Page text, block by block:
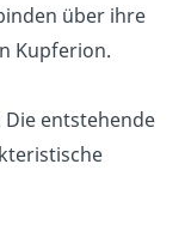
über ihre
Kupferion.
Die entstehende